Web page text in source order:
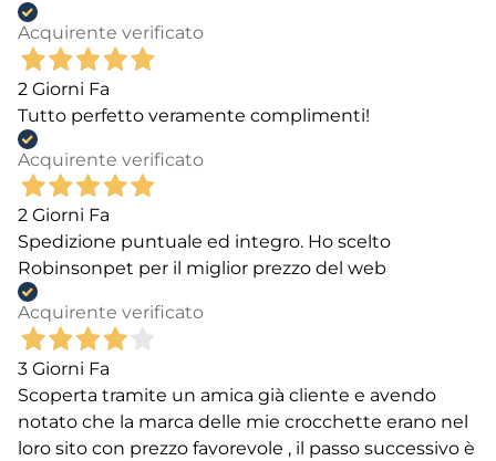
Acquirente verificato
2 Giorni Fa
Tutto perfetto veramente complimenti!
Acquirente verificato
2 Giorni Fa
Spedizione puntuale ed integro. Ho scelto
Robinsonpet per il miglior prezzo del web
Acquirente verificato
3 Giorni Fa
Scoperta tramite un amica già cliente e avendo
notato che la marca delle mie crocchette erano nel
loro sito con prezzo favorevole , il passo successivo è